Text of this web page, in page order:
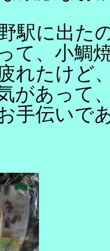
駅に出た
て、小鯛
れたけど
があって
手伝いで